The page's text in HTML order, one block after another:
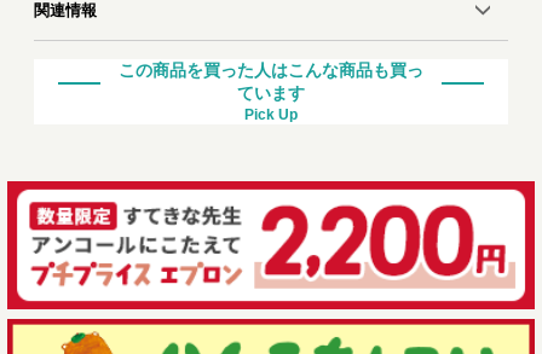
関連情報
この商品を買った人はこんな商品も買っ
ています
Pick Up